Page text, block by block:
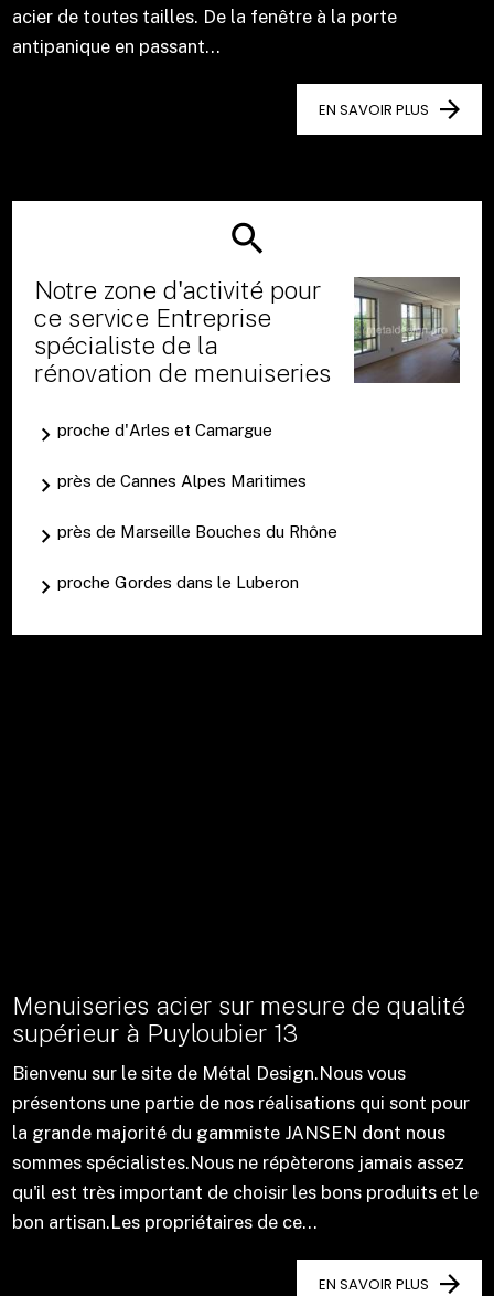
acier de toutes tailles. De la fenêtre à la porte
antipanique en passant...
EN SAVOIR PLUS
Notre zone d'activité pour
ce service Entreprise
spécialiste de la
rénovation de menuiseries
proche d'Arles et Camargue
près de Cannes Alpes Maritimes
près de Marseille Bouches du Rhône
proche Gordes dans le Luberon
Menuiseries acier sur mesure de qualité
supérieur à Puyloubier 13
Bienvenu sur le site de Métal Design.Nous vous
présentons une partie de nos réalisations qui sont pour
la grande majorité du gammiste JANSEN dont nous
sommes spécialistes.Nous ne répèterons jamais assez
qu'il est très important de choisir les bons produits et le
bon artisan.Les propriétaires de ce...
EN SAVOIR PLUS